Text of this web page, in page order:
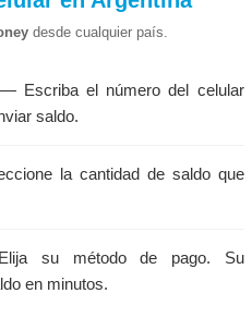
desde cualquier país.
Escriba el número del celular
saldo.
la cantidad de saldo que
su método de pago. Su
en minutos.